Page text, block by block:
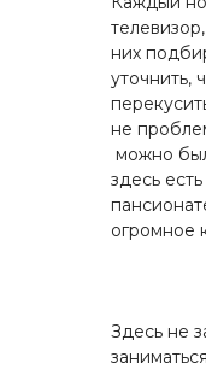
них
уточнить,
не
можно
здесь
огромное
Здесь не